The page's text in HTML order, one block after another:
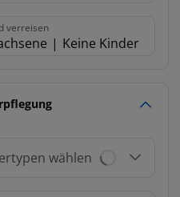
verreisen
Keine Kinder
wählen